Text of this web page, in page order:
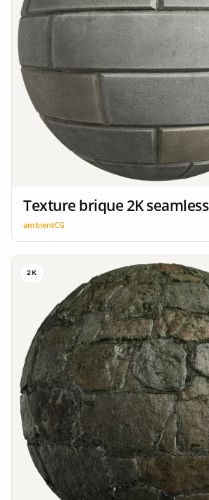
Texture brique 2K seamless
ambientCG
2K